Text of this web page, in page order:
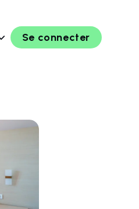
Se connecter